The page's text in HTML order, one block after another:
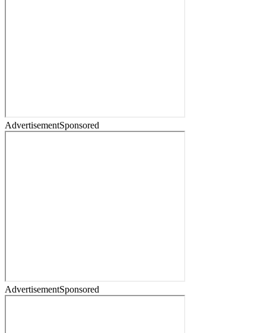
AdvertisementSponsored
AdvertisementSponsored